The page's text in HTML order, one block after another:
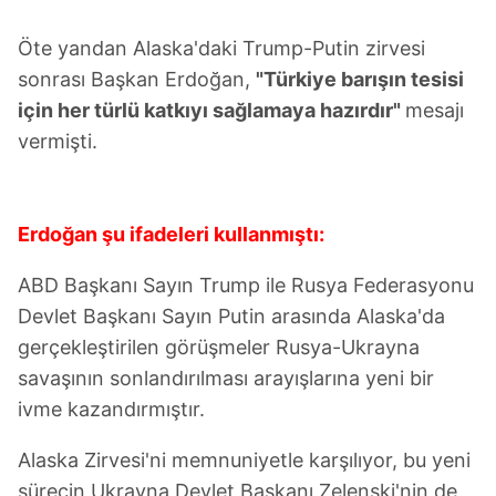
Metnimiziziyaret edebilirsiniz.
6698 sayılı Kişisel Verilerin Korunması Kanunu uyarınca
hazırlanmış Aydınlatma Metnimizi okumak ve sitemizde
ilgili mevzuata uygun olarak kullanılan çerezlerle ilgili bilgi
Öte yandan Alaska'daki Trump-Putin zirvesi
sonrası Başkan Erdoğan, "Türkiye barışın tesisi
için her türlü katkıyı sağlamaya hazırdır" mesajı
vermişti.
Erdoğan şu ifadeleri kullanmıştı:
ABD Başkanı Sayın Trump ile Rusya Federasyonu
Devlet Başkanı Sayın Putin arasında Alaska'da
gerçekleştirilen görüşmeler Rusya-Ukrayna
savaşının sonlandırılması arayışlarına yeni bir
ivme kazandırmıştır.
Alaska Zirvesi'ni memnuniyetle karşılıyor, bu yeni
sürecin Ukrayna Devlet Başkanı Zelenski'nin de